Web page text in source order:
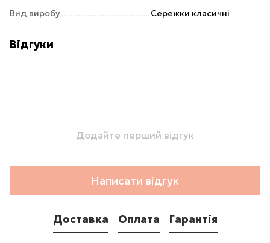
Вид виробу Сережки класичні
Відгуки
Додайте перший відгук
Написати відгук
Доставка Оплата Гарантія